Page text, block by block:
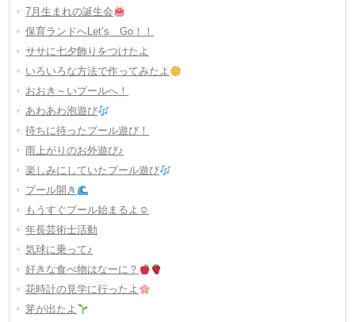
7月生まれの誕生会
保育ランドへLet’s Go！！
ササに七夕飾りをつけたよ
いろいろな方法で作ってみたよ
おおき～いプールへ！
あわあわ泡遊び
待ちに待ったプール遊び！
雨上がりのお外遊び♪
楽しみにしていたプール遊び
プール開き
もうすぐプール始まるよ☺
年長芸術士活動
気球に乗って♪
好きな食べ物はなーに？
花時計の見学に行ったよ
芽が出たよ